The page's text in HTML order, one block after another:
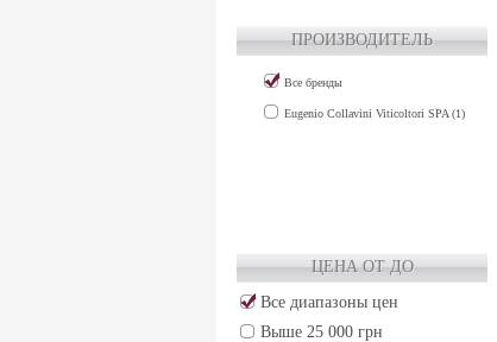
ПРОИЗВОДИТЕЛЬ
Все бренды
Eugenio Collavini Viticoltori SPA (1)
ЦЕНА ОТ ДО
Все диапазоны цен
Выше 25 000 грн